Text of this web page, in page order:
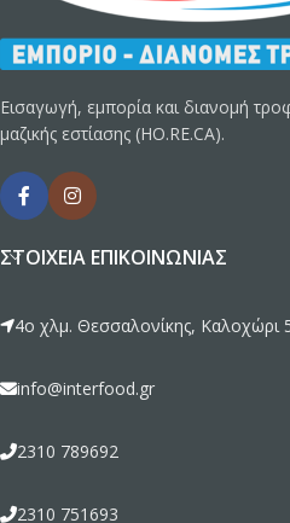
Εισαγωγή, εμπορία και διανομή
μαζικής εστίασης (HO.RE.CA).
ΣΤΟΙΧΕΊΑ ΕΠΙΚΟΙΝΩΝΊΑΣ
4ο χλμ. Θεσσαλονίκης, Καλοχώρι
info@interfood.gr
2310 789692
2310 751693